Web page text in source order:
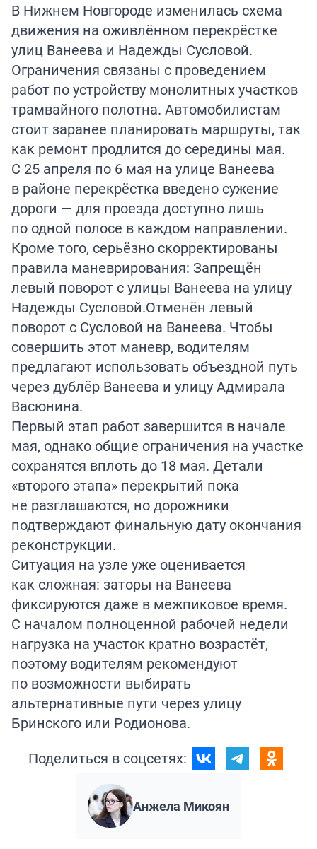
В Нижнем Новгороде изменилась схема
движения на оживлённом перекрёстке
улиц Ванеева и Надежды Сусловой.
Ограничения связаны с проведением
работ по устройству монолитных участков
трамвайного полотна. Автомобилистам
стоит заранее планировать маршруты, так
как ремонт продлится до середины мая.
С 25 апреля по 6 мая на улице Ванеева
в районе перекрёстка введено сужение
дороги — для проезда доступно лишь
по одной полосе в каждом направлении.
Кроме того, серьёзно скорректированы
правила маневрирования: Запрещён
левый поворот с улицы Ванеева на улицу
Надежды Сусловой.Отменён левый
поворот с Сусловой на Ванеева. Чтобы
совершить этот маневр, водителям
предлагают использовать объездной путь
через дублёр Ванеева и улицу Адмирала
Васюнина.
Первый этап работ завершится в начале
мая, однако общие ограничения на участке
сохранятся вплоть до 18 мая. Детали
«второго этапа» перекрытий пока
не разглашаются, но дорожники
подтверждают финальную дату окончания
реконструкции.
Ситуация на узле уже оценивается
как сложная: заторы на Ванеева
фиксируются даже в межпиковое время.
С началом полноценной рабочей недели
нагрузка на участок кратно возрастёт,
поэтому водителям рекомендуют
по возможности выбирать
альтернативные пути через улицу
Бринского или Родионова.
Поделиться в соцсетях:
Анжела Микоян